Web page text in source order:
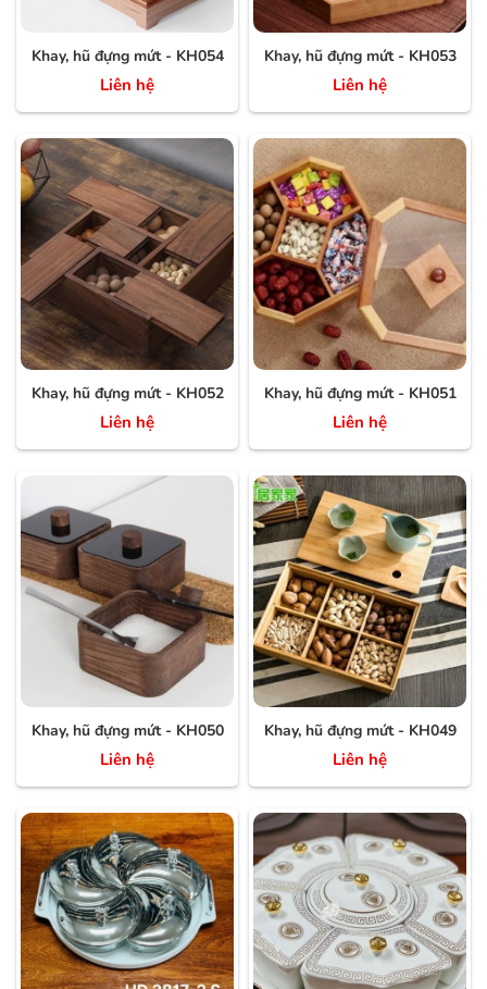
Khay, hũ đựng mứt - KH054
Liên hệ
Khay, hũ đựng mứt - KH053
Liên hệ
Khay, hũ đựng mứt - KH052
Liên hệ
Khay, hũ đựng mứt - KH051
Liên hệ
Khay, hũ đựng mứt - KH050
Liên hệ
Khay, hũ đựng mứt - KH049
Liên hệ